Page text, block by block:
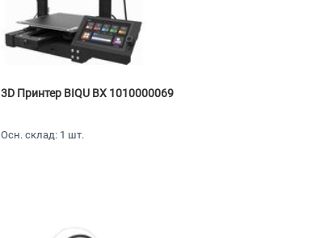
3D Принтер BIQU BX 1010000069
Осн. склад: 1 шт.